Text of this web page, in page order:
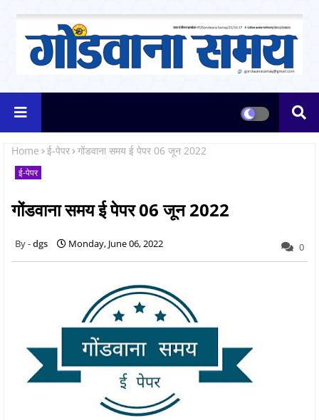
Home ई-पेपर गोंडवाना समय ई पेपर 06 जून 2022
ई-पेपर
गोंडवाना समय ई पेपर 06 जून 2022
dgs Monday, June 06, 2022 0